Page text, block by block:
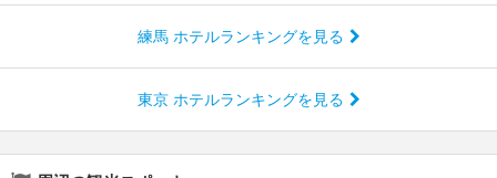
練馬 ホテルランキングを見る
東京 ホテルランキングを見る